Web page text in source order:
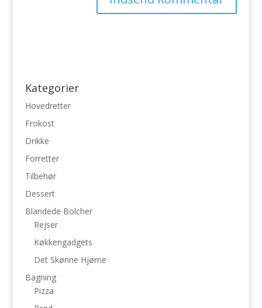
Kategorier
Hovedretter
Frokost
Drikke
Forretter
Tilbehør
Dessert
Blandede Bolcher
Rejser
Køkkengadgets
Det Skønne Hjørne
Bagning
Pizza